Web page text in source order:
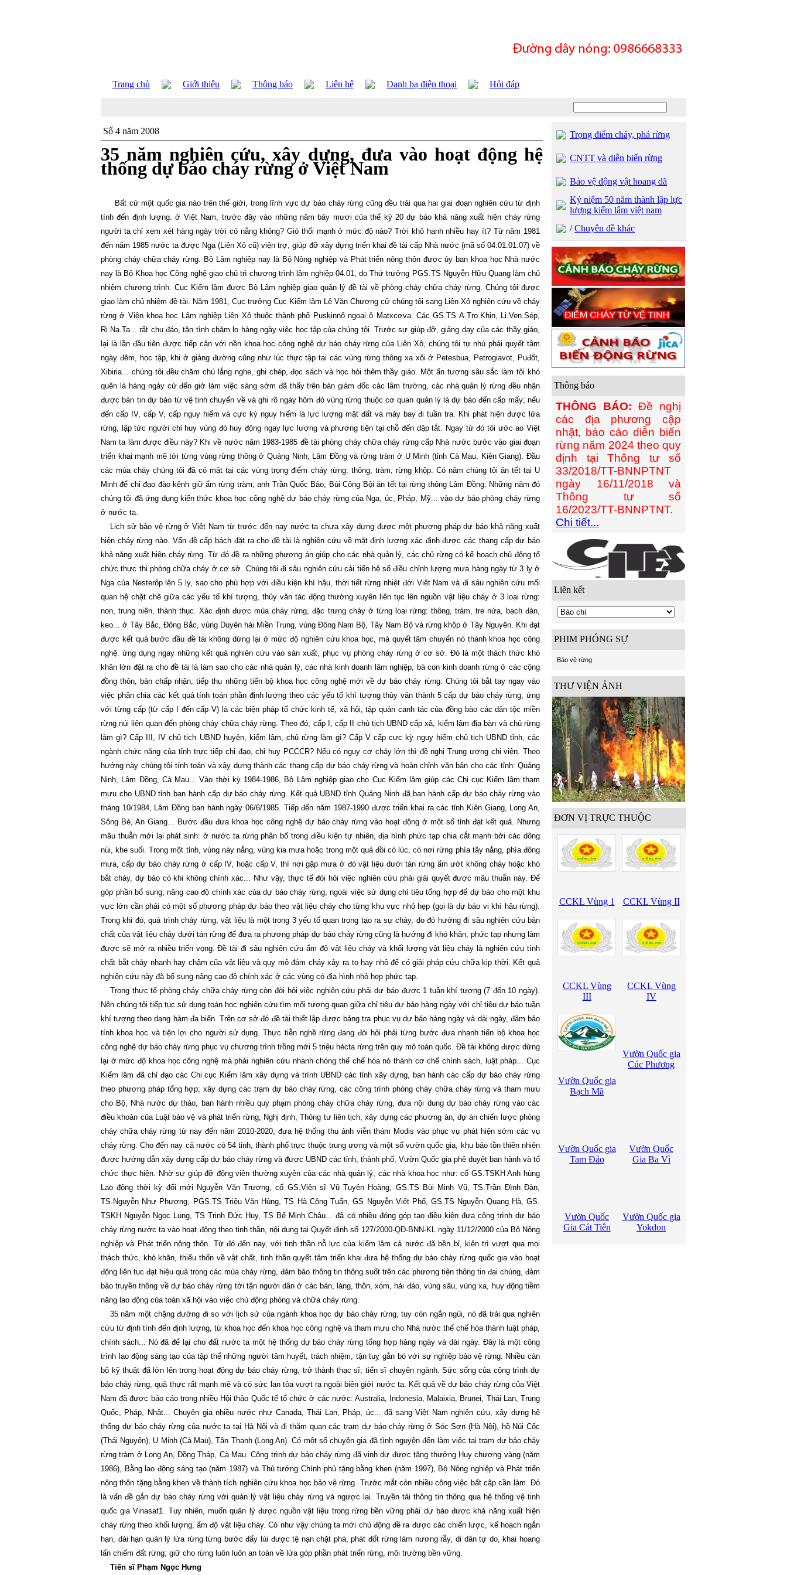
Trang chủ Giới thiệu Thông báo Liên hệ Danh bạ điện thoại Hỏi đáp
Số 4 năm 2008
35 năm nghiên cứu, xây dựng, đưa vào hoạt động hệ
thống dự báo cháy rừng ở Việt Nam
Bất cứ một quốc gia nào trên thế giới, trong lĩnh vực dự báo cháy rừng cũng đều trải qua hai giai đoạn nghiên cứu từ định
tính đến định lượng. ở Việt Nam, trước đây vào những năm bảy mươi của thế kỷ 20 dự báo khả năng xuất hiện cháy rừng
người ta chỉ xem xét hàng ngày trời có nắng không? Gió thổi mạnh ở mức độ nào? Trời khô hanh nhiều hay ít? Từ năm 1981
đến năm 1985 nước ta được Nga (Liên Xô cũ) viện trợ, giúp đỡ xây dựng triển khai đề tài cấp Nhà nước (mã số 04.01.01.07) về
phòng cháy chữa cháy rừng. Bộ Lâm nghiệp nay là Bộ Nông nghiệp và Phát triển nông thôn được ủy ban khoa học Nhà nước
nay là Bộ Khoa học Công nghệ giao chủ trì chương trình lâm nghiệp 04.01, do Thứ trưởng PGS.TS Nguyễn Hữu Quang làm chủ
nhiệm chương trình. Cục Kiểm lâm được Bộ Lâm nghiệp giao quản lý đề tài về phòng cháy chữa cháy rừng. Chúng tôi được
giao làm chủ nhiệm đề tài. Năm 1981, Cục trưởng Cục Kiểm lâm Lê Văn Chương cử chúng tôi sang Liên Xô nghiên cứu về cháy
rừng ở Viện khoa học Lâm nghiệp Liên Xô thuộc thành phố Puskinnô ngoại ô Matxcơva. Các GS.TS A.Tro.Khin, Li.Ven.Sép,
Ri.Na.Ta... rất chu đáo, tận tình chăm lo hàng ngày việc học tập của chúng tôi. Trước sự giúp đỡ, giảng dạy của các thầy giáo,
lại là lần đầu tiên được tiếp cận với nền khoa học công nghệ dự báo cháy rừng của Liên Xô, chúng tôi tự nhủ phải quyết tâm
ngày đêm, học tập, khi ở giảng đường cũng như lúc thực tập tại các vùng rừng thông xa xôi ở Petesbua, Petrogiavot, Puđốt,
Xibiria... chúng tôi đều chăm chú lắng nghe, ghi chép, đọc sách và học hỏi thêm thầy giáo. Một ấn tượng sâu sắc làm tôi khó
quên là hàng ngày cứ đến giờ làm việc sáng sớm đã thấy trên bàn giám đốc các lâm trường, các nhà quản lý rừng đều nhận
được bản tin dự báo từ vệ tinh chuyển về và ghi rõ ngày hôm đó vùng rừng thuộc cơ quan quản lý là dự báo đến cấp mấy; nếu
đến cấp IV, cấp V, cấp nguy hiểm và cực kỳ nguy hiểm là lực lượng mặt đất và máy bay đi tuần tra. Khi phát hiện được lửa
rừng, lập tức người chỉ huy vùng đó huy động ngay lực lượng và phương tiện tại chỗ đến dập tắt. Ngay từ đó tôi ước ao Việt
Nam ta làm được điều này? Khi về nước năm 1983-1985 đề tài phòng cháy chữa cháy rừng cấp Nhà nước bước vào giai đoạn
triển khai mạnh mẽ tới từng vùng rừng thông ở Quảng Ninh, Lâm Đồng và rừng tràm ở U Minh (tỉnh Cà Mau, Kiên Giang). Đầu
các mùa cháy chúng tôi đã có mặt tại các vùng trọng điểm cháy rừng: thông, tràm, rừng khộp. Có năm chúng tôi ăn tết tại U
Minh để chỉ đạo đào kênh giữ ẩm rừng tràm; anh Trần Quốc Bảo, Bùi Công Bội ăn tết tại rừng thông Lâm Đồng. Những năm đó
chúng tôi đã ứng dụng kiến thức khoa học công nghệ dự báo cháy rừng của Nga, úc, Pháp, Mỹ... vào dự báo phòng cháy rừng
ở nước ta.
Lịch sử bảo vệ rừng ở Việt Nam từ trước đến nay nước ta chưa xây dựng được một phương pháp dự báo khả năng xuất
hiện cháy rừng nào. Vấn đề cấp bách đặt ra cho đề tài là nghiên cứu về mặt định lượng xác định được các thang cấp dự báo
khả năng xuất hiện cháy rừng. Từ đó đề ra những phương án giúp cho các nhà quản lý, các chủ rừng có kế hoạch chủ động tổ
chức thực thi phòng chữa cháy ở cơ sở. Chúng tôi đi sâu nghiên cứu cải tiến hệ số điều chỉnh lượng mưa hàng ngày từ 3 ly ở
Nga của Nesterôp lên 5 ly, sao cho phù hợp với điều kiện khí hậu, thời tiết rừng nhiệt đới Việt Nam và đi sâu nghiên cứu mối
quan hệ chặt chẽ giữa các yếu tố khí tượng, thủy văn tác động thường xuyên liên tục lên nguồn vật liệu cháy ở 3 loại rừng:
non, trung niên, thành thục. Xác định được mùa cháy rừng, đặc trưng cháy ở từng loại rừng: thông, tràm, tre nứa, bạch đàn,
keo... ở Tây Bắc, Đông Bắc, vùng Duyên hải Miền Trung, vùng Đông Nam Bộ, Tây Nam Bộ và rừng khộp ở Tây Nguyên. Khi đạt
được kết quả bước đầu đề tài không dừng lại ở mức độ nghiên cứu khoa học, mà quyết tâm chuyển nó thành khoa học công
nghệ. ứng dụng ngay những kết quả nghiên cứu vào sản xuất, phục vụ phòng cháy rừng ở cơ sở. Đó là một thách thức khó
khăn lớn đặt ra cho đề tài là làm sao cho các nhà quản lý, các nhà kinh doanh lâm nghiệp, bà con kinh doanh rừng ở các cộng
đồng thôn, bản chấp nhận, tiếp thu những tiến bộ khoa học công nghệ mới về dự báo cháy rừng. Chúng tôi bắt tay ngay vào
việc phân chia các kết quả tính toán phần định lượng theo các yếu tố khí tượng thủy văn thành 5 cấp dự báo cháy rừng; ứng
với từng cấp (từ cấp I đến cấp V) là các biện pháp tổ chức kinh tế, xã hội, tập quán canh tác của đồng bào các dân tộc miền
rừng núi liên quan đến phòng cháy chữa cháy rừng. Theo đó; cấp I, cấp II chủ tịch UBND cấp xã, kiểm lâm địa bàn và chủ rừng
làm gì? Cấp III, IV chủ tịch UBND huyện, kiểm lâm, chủ rừng làm gì? Cấp V cấp cực kỳ nguy hiểm chủ tịch UBND tỉnh, các
ngành chức năng của tỉnh trực tiếp chỉ đạo, chỉ huy PCCCR? Nếu có nguy cơ cháy lớn thì đề nghị Trung ương chi viện. Theo
hướng này chúng tôi tính toán và xây dựng thành các thang cấp dự báo cháy rừng và hoàn chỉnh văn bản cho các tỉnh: Quảng
Ninh, Lâm Đồng, Cà Mau... Vào thời kỳ 1984-1986, Bộ Lâm nghiệp giao cho Cục Kiểm lâm giúp các Chi cục Kiểm lâm tham
mưu cho UBND tỉnh ban hành cấp dự báo cháy rừng. Kết quả UBND tỉnh Quảng Ninh đã ban hành cấp dự báo cháy rừng vào
tháng 10/1984, Lâm Đồng ban hành ngày 06/6/1985. Tiếp đến năm 1987-1990 được triển khai ra các tỉnh Kiên Giang, Long An,
Sông Bé, An Giang... Bước đầu đưa khoa học công nghệ dự báo cháy rừng vào hoạt động ở một số tỉnh đạt kết quả. Nhưng
mâu thuẫn mới lại phát sinh: ở nước ta rừng phân bố trong điều kiện tự nhiên, địa hình phức tạp chia cắt mạnh bởi các dông
núi, khe suối. Trong một tỉnh, vùng này nắng, vùng kia mưa hoặc trong một quả đồi có lúc, có nơi rừng phía tây nắng, phía đông
mưa, cấp dự báo cháy rừng ở cấp IV, hoặc cấp V, thì nơi gặp mưa ở đó vật liệu dưới tán rừng ẩm ướt không cháy hoặc khó
bắt cháy, dự báo có khi không chính xác... Như vậy, thực tế đòi hỏi việc nghiên cứu phải giải quyết được mâu thuẫn này. Để
góp phần bổ sung, nâng cao độ chính xác của dự báo cháy rừng, ngoài việc sử dụng chỉ tiêu tổng hợp để dự báo cho một khu
vực lớn cần phải có một số phương pháp dự báo theo vật liệu cháy cho từng khu vực nhỏ hẹp (gọi là dự báo vi khí hậu rừng).
Trong khi đó, quá trình cháy rừng, vật liệu là một trong 3 yếu tố quan trọng tạo ra sự cháy, do đó hướng đi sâu nghiên cứu bản
chất của vật liệu cháy dưới tán rừng để đưa ra phương pháp dự báo cháy rừng cũng là hướng đi khó khăn, phức tạp nhưng làm
được sẽ mở ra nhiều triển vọng. Đề tài đi sâu nghiên cứu ẩm độ vật liệu cháy và khối lượng vật liệu cháy là nghiên cứu tính
chất bắt cháy nhanh hay chậm của vật liệu và quy mô đám cháy xảy ra to hay nhỏ để có giải pháp cứu chữa kịp thời. Kết quả
nghiên cứu này đã bổ sung nâng cao độ chính xác ở các vùng có địa hình nhỏ hẹp phức tạp.
Trong thực tế phòng cháy chữa cháy rừng còn đòi hỏi việc nghiên cứu phải dự báo được 1 tuần khí tượng (7 đến 10 ngày).
Nên chúng tôi tiếp tục sử dụng toán học nghiên cứu tìm mối tương quan giữa chỉ tiêu dự báo hàng ngày với chỉ tiêu dự báo tuần
khí tượng theo dạng hàm đa biến. Trên cơ sở đó đề tài thiết lập được bảng tra phục vụ dự báo hàng ngày và dài ngày, đảm bảo
tính khoa học và tiện lợi cho người sử dụng. Thực tiễn nghề rừng đang đòi hỏi phải từng bước đưa nhanh tiến bộ khoa học
công nghệ dự báo cháy rừng phục vụ chương trình trồng mới 5 triệu hécta rừng trên quy mô toàn quốc. Đề tài không được dừng
lại ở mức độ khoa học công nghệ mà phải nghiên cứu nhanh chóng thể chế hóa nó thành cơ chế chính sách, luật pháp... Cục
Kiểm lâm đã chỉ đạo các Chi cục Kiểm lâm xây dựng và trình UBND các tỉnh xây dựng, ban hành các cấp dự báo cháy rừng
theo phương pháp tổng hợp; xây dựng các trạm dự báo cháy rừng, các công trình phòng cháy chữa cháy rừng và tham mưu
cho Bộ, Nhà nước dự thảo, ban hành nhiều quy phạm phòng cháy chữa cháy rừng, đưa nội dung dự báo cháy rừng vào các
điều khoản của Luật bảo vệ và phát triển rừng, Nghị định, Thông tư liên tịch, xây dựng các phương án, dự án chiến lược phòng
cháy chữa cháy rừng từ nay đến năm 2010-2020, đưa hệ thống thu ảnh viễn thám Modis vào phục vụ phát hiện sớm các vụ
cháy rừng. Cho đến nay cả nước có 54 tỉnh, thành phố trực thuộc trung ương và một số vườn quốc gia, khu bảo tồn thiên nhiên
được hướng dẫn xây dựng cấp dự báo cháy rừng và được UBND các tỉnh, thành phố, Vườn Quốc gia phê duyệt ban hành và tổ
chức thực hiện. Nhờ sự giúp đỡ động viên thường xuyên của các nhà quản lý, các nhà khoa học như: cố GS.TSKH Anh hùng
Lao động thời kỳ đổi mới Nguyễn Văn Trương, cố GS.Viện sĩ Vũ Tuyên Hoàng, GS.TS Bùi Minh Vũ, TS.Trần Đình Đàn,
TS.Nguyễn Như Phương, PGS.TS Triệu Văn Hùng, TS Hà Công Tuấn, GS Nguyễn Viết Phổ, GS.TS Nguyễn Quang Hà, GS.
TSKH Nguyễn Ngọc Lung, TS Trịnh Đức Huy, TS Bế Minh Châu... đã có nhiều đóng góp tạo điều kiện đưa công trình dự báo
cháy rừng nước ta vào hoạt động theo tinh thần, nội dung tại Quyết định số 127/2000-QĐ-BNN-KL ngày 11/12/2000 của Bộ Nông
nghiệp và Phát triển nông thôn. Từ đó đến nay, với tinh thần nỗ lực của kiểm lâm cả nước đã bền bỉ, kiên trì vượt qua mọi
thách thức, khó khăn, thiếu thốn về vật chất, tinh thần quyết tâm triển khai đưa hệ thống dự báo cháy rừng quốc gia vào hoạt
động liên tục đạt hiệu quả trong các mùa cháy rừng, đảm bảo thông tin thông suốt trên các phương tiện thông tin đại chúng, đảm
bảo truyền thông về dự báo cháy rừng tới tận người dân ở các bản, làng, thôn, xóm, hải đảo, vùng sâu, vùng xa, huy động tiềm
năng lao động của toàn xã hội vào việc chủ động phòng và chữa cháy rừng.
35 năm một chặng đường đi so với lịch sử của ngành khoa học dự báo cháy rừng, tuy còn ngắn ngủi, nó đã trải qua nghiên
cứu từ định tính đến định lượng, từ khoa học đến khoa học công nghệ và tham mưu cho Nhà nước thể chế hóa thành luật pháp,
chính sách... Nó đã để lại cho đất nước ta một hệ thống dự báo cháy rừng tổng hợp hàng ngày và dài ngày. Đây là một công
trình lao động sáng tạo của tập thể những người tâm huyết, trách nhiệm, tận tuỵ gắn bó với sự nghiệp bảo vệ rừng. Nhiều cán
bộ kỹ thuật đã lớn lên trong hoạt động dự báo cháy rừng, trở thành thạc sĩ, tiến sĩ chuyên ngành. Sức sống của công trình dự
báo cháy rừng, quả thực rất mạnh mẽ và có sức lan tỏa vượt ra ngoài biên giới nước ta. Kết quả về dự báo cháy rừng của Việt
Nam đã được báo cáo trong nhiều Hội thảo Quốc tế tổ chức ở các nước: Australia, Indonesia, Malaixia, Brunei, Thái Lan, Trung
Quốc, Pháp, Nhật... Chuyên gia nhiều nước như Canada, Thái Lan, Pháp, úc... đã sang Việt Nam nghiên cứu, xây dựng hệ
thống dự báo cháy rừng của nước ta tại Hà Nội và đi thăm quan các trạm dự báo cháy rừng ở Sóc Sơn (Hà Nội), hồ Núi Cốc
(Thái Nguyên), U Minh (Cà Mau), Tân Thạnh (Long An). Có một số chuyên gia đã tình nguyện đến làm việc tại trạm dự báo cháy
rừng tràm ở Long An, Đồng Tháp, Cà Mau. Công trình dự báo cháy rừng đã vinh dự được tặng thưởng Huy chương vàng (năm
1986), Bằng lao động sáng tạo (năm 1987) và Thủ tướng Chính phủ tặng bằng khen (năm 1997), Bộ Nông nghiệp và Phát triển
nông thôn tặng bằng khen về thành tích nghiên cứu khoa học bảo vệ rừng. Trước mắtcòn nhiều công việc bất cập cần làm. Đó
là vấn đề gắn dự báo cháy rừng với quản lý vật liệu cháy rừng và ngược lại. Truyền tải thông tin thông qua hệ thống vệ tinh
quốc gia Vinasat1. Tuy nhiên, muốn quản lý được nguồn vật liệu trong rừng bền vững phải dự báo được khả năng xuất hiện
cháy rừng theo khối lượng, ẩm độ vật liệu cháy. Có như vậy chúng ta mới chủ động đề ra được các chiến lược, kế hoạch ngắn
hạn, dài hạn quản lý lửa rừng từng bước đẩy lùi được tệ nạn chặt phá, phát đốt rừng làm nương rẫy, di dân tự do, khai hoang
lấn chiếm đất rừng; giữ cho rừng luôn luôn an toàn về lửa góp phần phát triển rừng, môi trường bền vững.
Tiến sĩ Phạm Ngọc Hưng
Trọng điểm cháy, phá rừng
CNTT và diễn biến rừng
Bảo vệ động vật hoang dã
Kỷ niệm 50 năm thành lập lực
lượng kiểm lâm việt nam
/Chuyên đề khác
Thông báo
THÔNG BÁO: Đề nghị
các địa phương cập
nhật, báo cáo diễn biến
rừng năm 2024 theo quy
định tại Thông tư số
33/2018/TT-BNNPTNT
ngày 16/11/2018 và
Thông tư số
16/2023/TT-BNNPTNT.
Chi tiết...
Liên kết
PHIM PHÓNG SỰ
Bảo vệ rừng
THƯ VIỆN ẢNH
ĐƠN VỊ TRỰC THUỘC
CCKL Vùng 1 CCKL Vùng II
CCKL Vùng
III
CCKL Vùng
IV
Vườn Quốc gia
Bạch Mã
Vườn Quốc gia
Cúc Phương
Vườn Quốc gia
Tam Đảo
Vườn Quốc
Gia Ba Vì
Vườn Quốc
Gia Cát Tiên
Vườn Quốc gia
Yokdon